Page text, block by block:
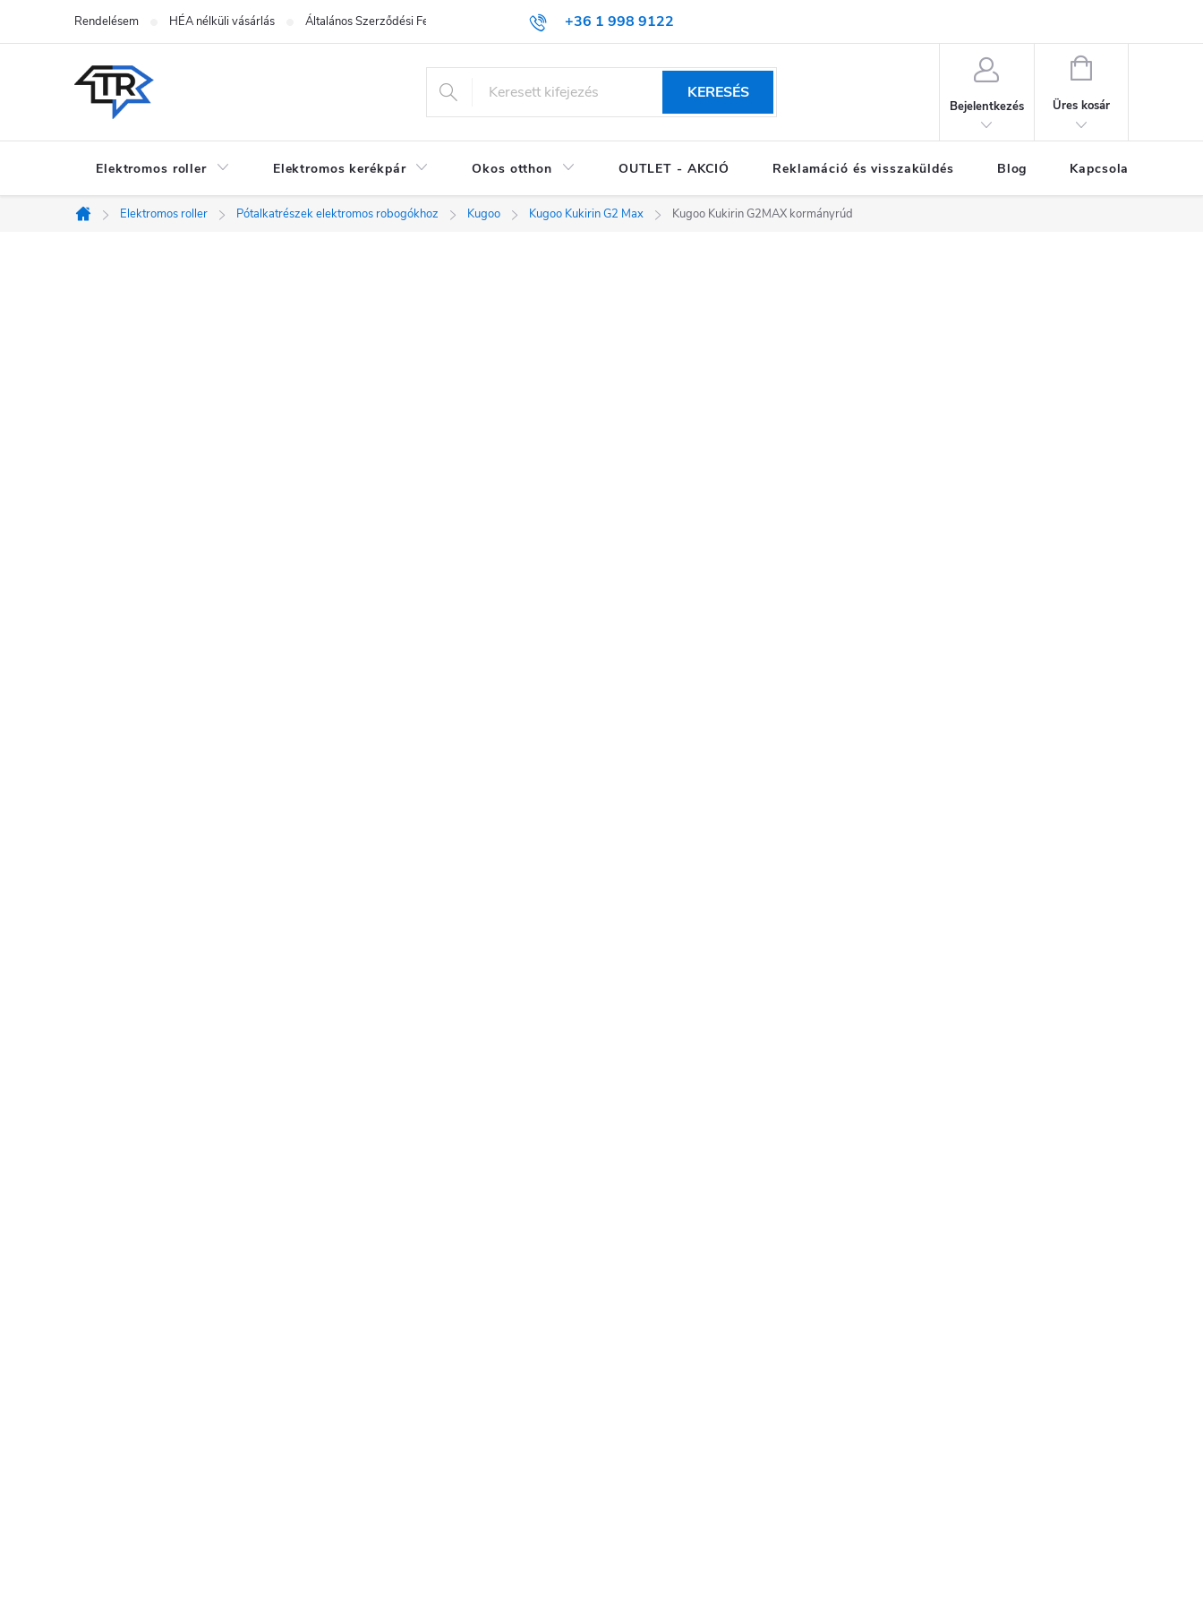
tartalomhoz
+36 1 998 9122
Rendelésem HÉA nélküli vásárlás Általános Szerződési Feltételek (ÁSZF)
KERESÉS
Bejelentkezés
KOSÁR
Üres kosár
Elektromos roller Elektromos kerékpár Okos otthon OUTLET - AKCIÓ Reklamáció és visszaküldés Blog Kapcsolat
Kezdőlap
Elektromos roller Pótalkatrészek elektromos robogókhoz Kugoo Kugoo Kukirin G2 Max Kugoo Kukirin G2MAX kormányrúd